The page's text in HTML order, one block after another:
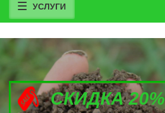
УСЛУГИ
СКИДКА 20%
СКИДКА 20%
СКИДКА 20%